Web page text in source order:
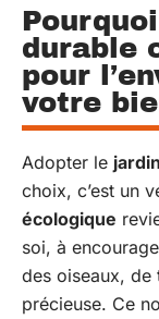
durable
pour
votre
Adopter le
choix, c’est un
écologique
soi, à
des oiseaux, de
précieuse. Ce